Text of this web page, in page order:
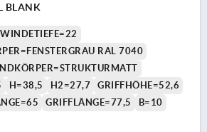
BLANK
RAL 7040
H=38,5 H2=27,7
GRIFFHÖHE=52,6
GRIFFLÄNGE=77,5
B=10